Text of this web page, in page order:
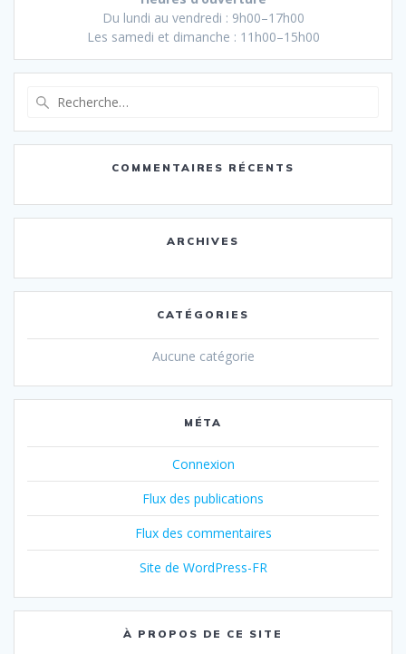
Du lundi au vendredi : 9h00–17h00
Les samedi et dimanche : 11h00–15h00
:
COMMENTAIRES RÉCENTS
ARCHIVES
CATÉGORIES
Aucune catégorie
MÉTA
Connexion
Flux des publications
Flux des commentaires
Site de WordPress-FR
À PROPOS DE CE SITE